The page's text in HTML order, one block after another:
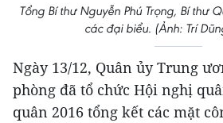
Tổng Bí thư Nguyễn Phú Trọng, Bí thư
các đại biểu. (Ảnh: Trí
Ngày 13/12, Quân ủy Trung
phòng đã tổ chức Hội nghị
quân 2016 tổng kết các mặt